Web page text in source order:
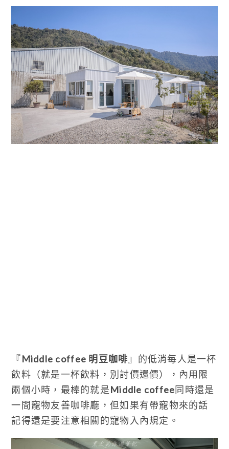
『Middle coffee 明豆咖啡 』的低消每人是一杯
飲料（就是一杯飲料，別討價還價），內用限
兩個小時，最棒的就是Middle coffee同時還是
一間寵物友善咖啡廳，但如果有帶寵物來的話
記得還是要注意相關的寵物入內規定。